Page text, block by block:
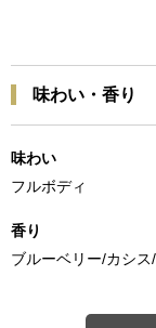
味わい・香り
味わい
フルボディ
香り
ブルーベリー/カシ